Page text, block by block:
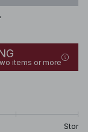
items or more
Stor